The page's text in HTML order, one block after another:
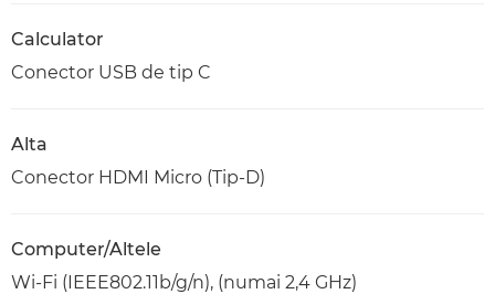
Calculator
Conector USB de tip C
Alta
Conector HDMI Micro (Tip-D)
Computer/Altele
Wi-Fi (IEEE802.11b/g/n), (numai 2,4 GHz)